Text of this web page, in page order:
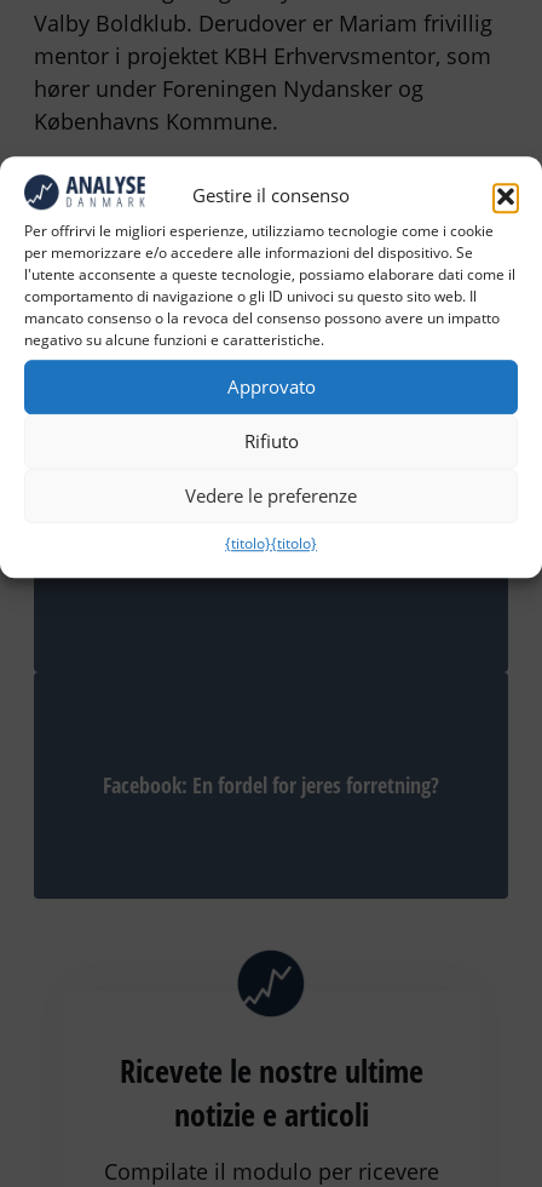
Gestire il consenso
Per offrirvi le migliori esperienze, utilizziamo tecnologie come i cookie
per memorizzare e/o accedere alle informazioni del dispositivo. Se
l'utente acconsente a queste tecnologie, possiamo elaborare dati come il
comportamento di navigazione o gli ID univoci su questo sito web. Il
mancato consenso o la revoca del consenso possono avere un impatto
negativo su alcune funzioni e caratteristiche.
Approvato
Rifiuto
Vedere le preferenze
{titolo}{titolo}
Valby Boldklub. Derudover er Mariam frivillig
mentor i projektet KBH Erhvervsmentor, som
hører under Foreningen Nydansker og
Københavns Kommune.
Fra venstre: Merethe Kring, Mariam Loubani, Ea
Andersen-Hoppe
Relaterede nyheder
Fire fif til den gode gør-det-selv-undersøgelse
Facebook: En fordel for jeres forretning?
Ricevete le nostre ultime
notizie e articoli
Compilate il modulo per ricevere